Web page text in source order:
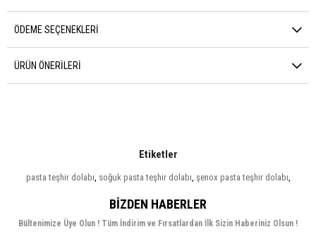
ÖDEME SEÇENEKLERI
ÜRÜN ÖNERILERI
Etiketler
pasta teşhir dolabı soğuk pasta teşhir dolabı şenox pasta teşhir dolabı
BIZDEN HABERLER
Bültenimize Üye Olun ! Tüm İndirim ve Fırsatlardan İlk Sizin Haberiniz Olsun !